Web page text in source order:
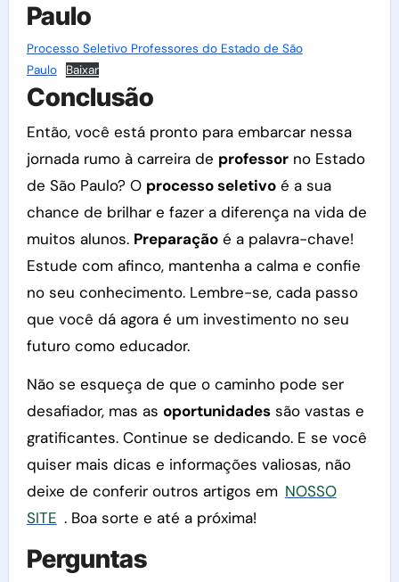
Paulo
Processo Seletivo Professores do Estado de São
Paulo
Baixar
Conclusão
Então, você está pronto para embarcar nessa
jornada rumo à carreira de professorno Estado
de São Paulo? O processo seletivoé a sua
chance de brilhar e fazer a diferença na vida de
muitos alunos. Preparaçãoé a palavra-chave!
Estude com afinco, mantenha a calma e confie
no seu conhecimento. Lembre-se, cada passo
que você dá agora é um investimento no seu
futuro como educador.
Não se esqueça de que o caminho pode ser
desafiador, mas as oportunidadessão vastas e
gratificantes. Continue se dedicando. E se você
quiser mais dicas e informações valiosas, não
deixe de conferir outros artigos em NOSSO
SITE . Boa sorte e até a próxima!
Perguntas